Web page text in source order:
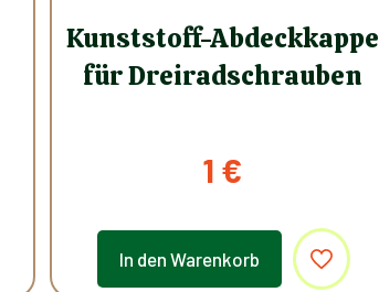
Kunststoff-Abdeckkappe
für Dreiradschrauben
1 €
In den Warenkorb